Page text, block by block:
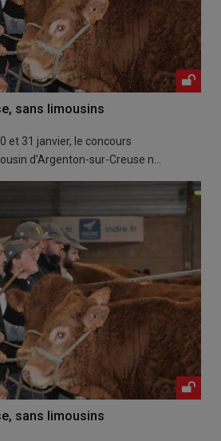
sans limousins
et 31 janvier, le concours
d’Argenton-sur-Creuse n…
sans limousins